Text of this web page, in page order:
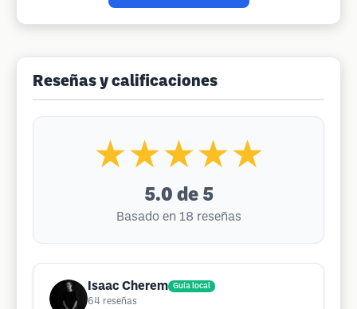
Reseñas y calificaciones
★★★★★
5.0 de 5
Basado en 18 reseñas
Isaac Cherem Guía local
64 reseñas